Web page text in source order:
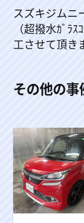
スズキジムニ
（超撥水ｶﾞﾗ
工させて頂き
その他の事